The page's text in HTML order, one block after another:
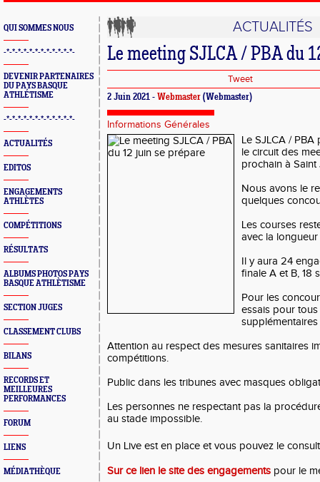
QUI SOMMES NOUS
-*-*-*-*-*-*-*-*-*-*-*-*-
DEVENIR PARTENAIRES
DU PAYS BASQUE
ATHLÉTISME
-*-*-*-*-*-*-*-*-*-*-*-*-
ACTUALITÉS
EDITOS
ENGAGEMENTS
ATHLÈTES
COMPÉTITIONS
RÉSULTATS
ALBUMS PHOTOS PAYS
BASQUE ATHLÈTISME
SECTION JUGES
CLASSEMENT CLUBS
BILANS
RECORDS ET
MEILLEURES
PERFORMANCES
FORUM
LIENS
MÉDIATHÈQUE
ACTUALITÉS
Le meeting SJLCA / PBA du
Tweet
2 Juin 2021 - Webmaster (Webmaster)
Informations Générales
Le SJLCA /
le circuit des
prochain à Saint
Nous avons le
quelques
Les courses
avec la
Il y aura 24
finale A et B, 18
Pour les
essais pour tous
Attention au respect des mesures sanitaires
compétitions.
Public dans les tribunes avec masques
Les personnes ne respectant pas la
au stade impossible.
Un Live est en place et vous pouvez le
Sur ce lien le site des engagements pour le